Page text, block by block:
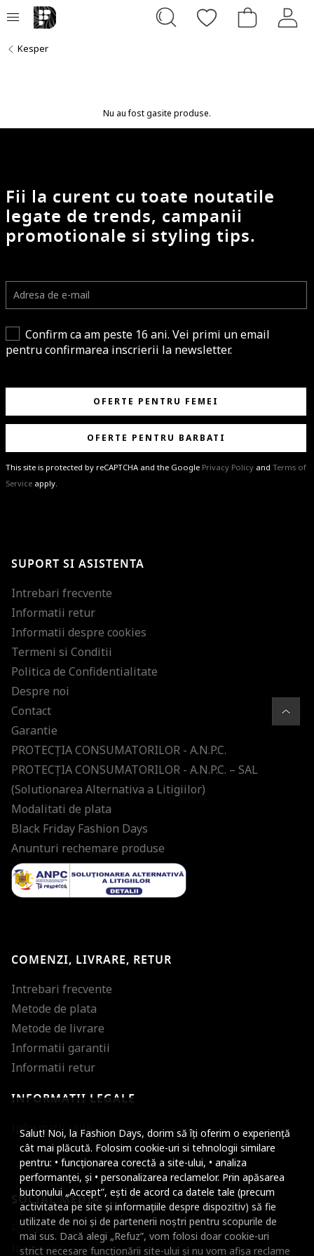
Salut! Noi, la Fashion Days, dorim să îți oferim o experiență
cât mai plăcută. Folosim cookie-uri si tehnologii similare
pentru: • funcționarea corectă a site-ului, • analiza
performanței, și • personalizarea reclamelor. Prin apăsarea
butonului „Accept”, ești de acord ca datele tale (precum
activitatea pe site și informațiile despre dispozitiv) să fie
utilizate de noi și de partenerii noștri pentru scopurile de
mai sus. Dacă alegi „Refuz”, vom folosi doar cookie-uri
strict necesare funcționării site-ului și nu vom afișa reclame
Kesper
Nu au fost gasite produse.
Fii la curent cu toate noutatile
legate de trends, campanii
promotionale si styling tips.
Confirm ca am peste 16 ani. Vei primi un email
pentru confirmarea inscrierii la newsletter.
OFERTE PENTRU FEMEI
OFERTE PENTRU BARBATI
This site is protected by reCAPTCHA and the Google Privacy Policy and Terms of
Service apply.
ultimele tendinte in moda!
SUPORT SI ASISTENTA
Intrebari frecvente
Informatii retur
Informatii despre cookies
Termeni si Conditii
Politica de Confidentialitate
Despre noi
Contact
Garantie
PROTECŢIA CONSUMATORILOR - A.N.P.C.
PROTECŢIA CONSUMATORILOR - A.N.P.C. – SAL
(Solutionarea Alternativa a Litigiilor)
Modalitati de plata
Black Friday Fashion Days
Anunturi rechemare produse
COMENZI, LIVRARE, RETUR
Intrebari frecvente
Metode de plata
Metode de livrare
Informatii garantii
Informatii retur
INFORMATII LEGALE
Informatii utile
SOCIAL MEDIA
Facebook
Instagram
Micsoreaza
Mareste spatierea
Micsoreaza
Mareste inaltimea